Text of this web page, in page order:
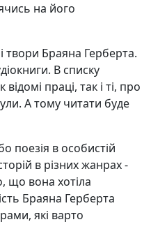
на його
твори Браяна Герберта.
В списку
праці, так і ті, про
А тому читати буде
поезія в особистій
в різних жанрах -
що вона хотіла
Браяна Герберта
які варто